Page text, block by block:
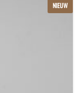
NIEUW